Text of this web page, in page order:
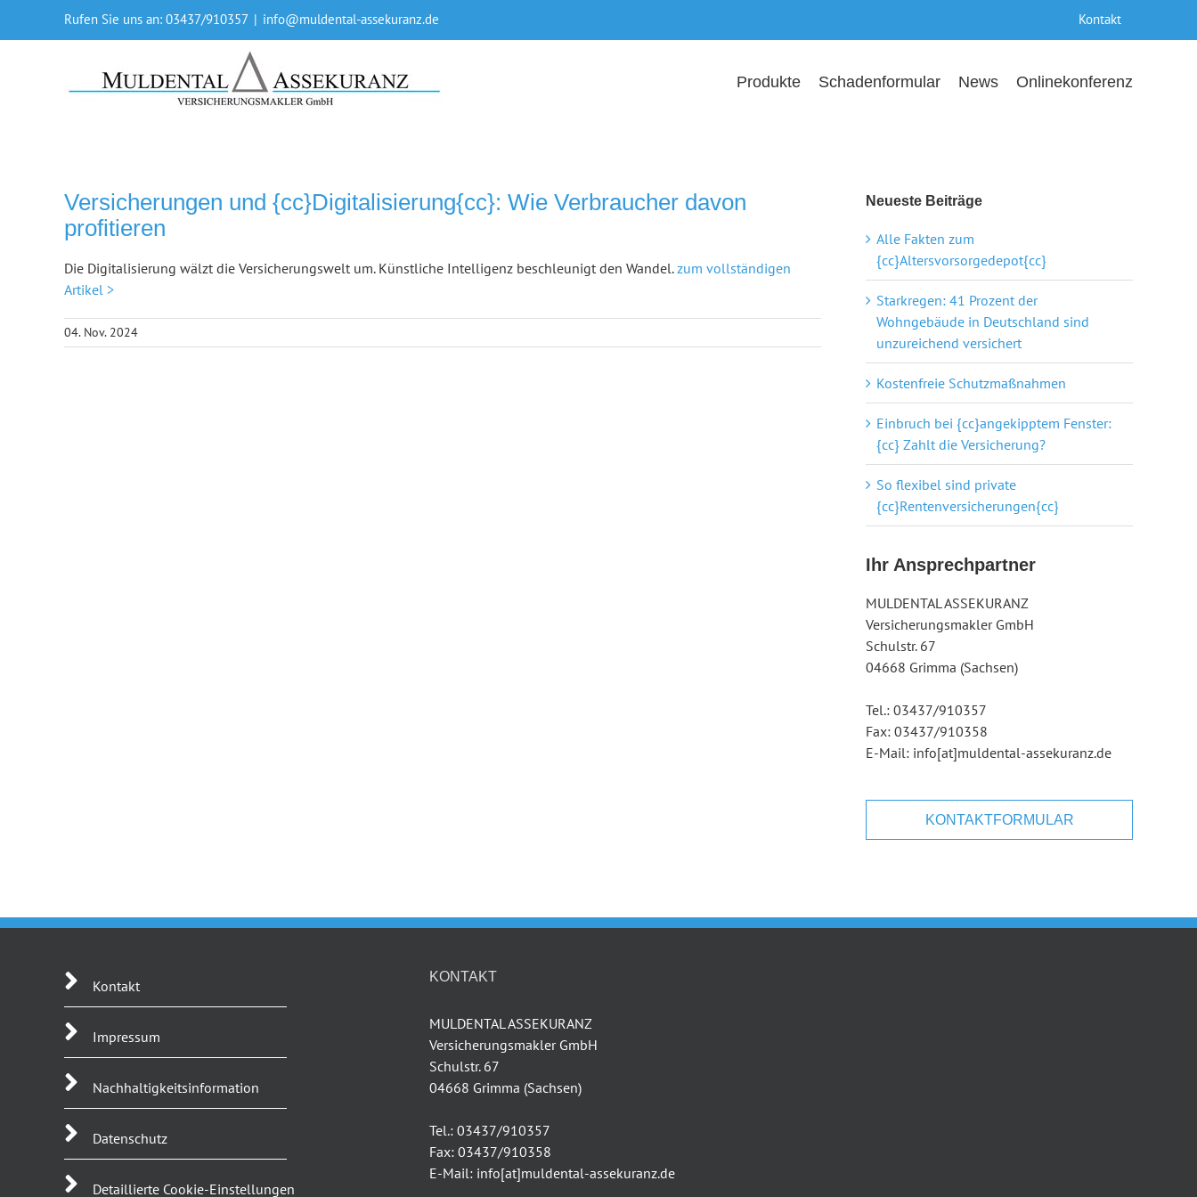
Rufen Sie uns an: 03437/910357 | info@muldental-assekuranz.de Kontakt
Produkte Schadenformular News Onlinekonferenz
Versicherungen und {cc}Digitalisierung{cc}: Wie Verbraucher davon
profitieren
Die Digitalisierung wälzt die Versicherungswelt um. Künstliche Intelligenz beschleunigt den Wandel.zum vollständigen
Artikel >
04. Nov. 2024
Neueste Beiträge
Alle Fakten zum
{cc}Altersvorsorgedepot{cc}
Starkregen: 41 Prozent der
Wohngebäude in Deutschland sind
unzureichend versichert
Kostenfreie Schutzmaßnahmen
Einbruch bei {cc}angekipptem Fenster:
{cc} Zahlt die Versicherung?
So flexibel sind private
{cc}Rentenversicherungen{cc}
Ihr Ansprechpartner
MULDENTAL ASSEKURANZ
Versicherungsmakler GmbH
Schulstr. 67
04668 Grimma (Sachsen)
Tel.: 03437/910357
Fax: 03437/910358
E-Mail: info[at]muldental-assekuranz.de
KONTAKTFORMULAR
Kontakt
Impressum
Nachhaltigkeitsinformation
Datenschutz
Detaillierte Cookie-Einstellungen
KONTAKT
MULDENTAL ASSEKURANZ
Versicherungsmakler GmbH
Schulstr. 67
04668 Grimma (Sachsen)
Tel.: 03437/910357
Fax: 03437/910358
E-Mail: info[at]muldental-assekuranz.de